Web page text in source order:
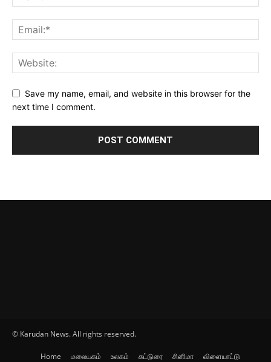
Save my name, email, and website in this browser for the
next time I comment.
© Karudan News. All rights reserved.
Home மலையகம் உலகம் கட்டுரை சினிமா விளையாட்டு